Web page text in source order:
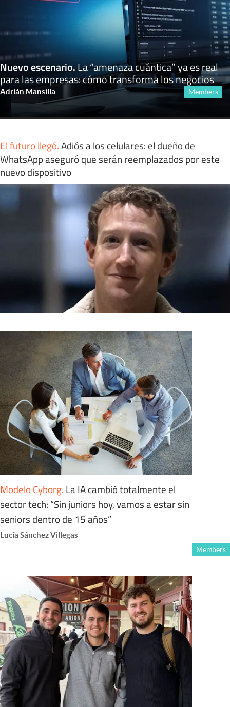
Nuevo escenario.La “amenaza cuántica” ya es real
para las empresas: cómo transforma los negocios
Adrián Mansilla Members
El futuro llegó.Adiós a los celulares: el dueño de
WhatsApp aseguró que serán reemplazados por este
nuevo dispositivo
Modelo Cyborg. La IA cambió totalmente el
sector tech: “Sin juniors hoy, vamos a estar sin
seniors dentro de 15 años”
Lucía Sánchez Villegas
Members